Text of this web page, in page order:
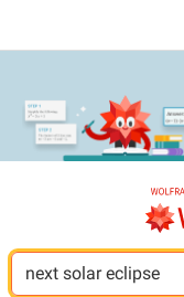
next solar eclipse